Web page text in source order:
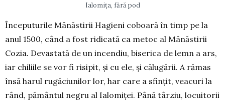
Ialomița, fără pod
Începuturile Mânăstirii Hagieni coboară în timp pe la
anul 1500, când a fost ridicată ca metoc al Mâ­năstirii
Cozia. Devastată de un in­cen­diu, biserica de lemn a ars,
iar chiliile se vor fi risipit, și cu ele, și călugării. A rămas
însă harul rugă­ciunilor lor, har care a sfințit, vea­curi la
rând, pământul negru al Ialo­miței. Până târziu, locuitorii